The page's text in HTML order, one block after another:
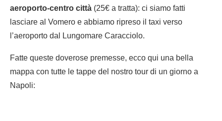
aeroporto-centro città (25€ a tratta): ci siamo fatti
lasciare al Vomero e abbiamo ripreso il taxi verso
l’aeroporto dal Lungomare Caracciolo.
Fatte queste doverose premesse, ecco qui una bella
mappa con tutte le tappe del nostro tour di un giorno a
Napoli: